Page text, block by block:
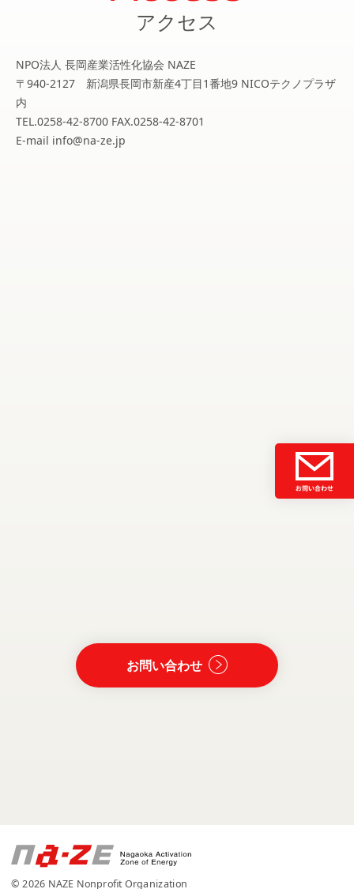
アクセス
NPO法人 長岡産業活性化協会 NAZE
〒940-2127 新潟県長岡市新産4丁目1番地9 NICOテクノプラザ
内
TEL.0258-42-8700 FAX.0258-42-8701
E-mail info@na-ze.jp
お問い合わせ
© 2026 NAZE Nonprofit Organization